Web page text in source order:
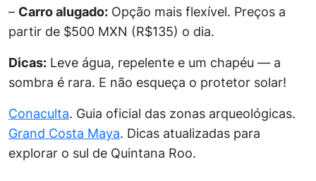
– Carro alugado: Opção mais flexível. Preços a
partir de $500 MXN (R$135) o dia.
Dicas: Leve água, repelente e um chapéu — a
sombra é rara. E não esqueça o protetor solar!
Conaculta. Guia oficial das zonas arqueológicas.
Grand Costa Maya. Dicas atualizadas para
explorar o sul de Quintana Roo.